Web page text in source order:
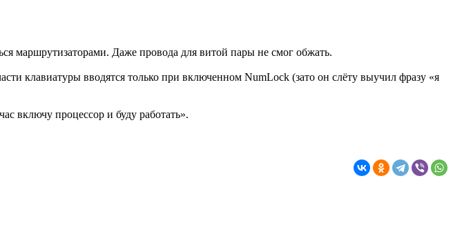
маршрутизаторами. Даже провода для витой пары не смог обжать.
клавиатуры вводятся только при включенном NumLock (зато он слёту выучил фразу «я
включу процессор и буду работать».